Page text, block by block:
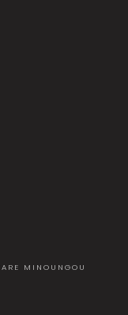
MINOUNGOU